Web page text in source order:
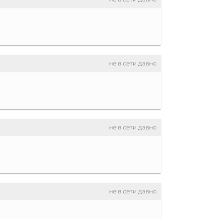
не в сети давно
не в сети давно
не в сети давно